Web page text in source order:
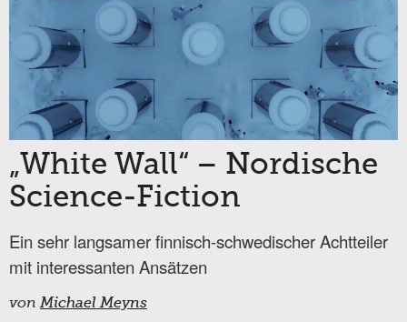
„White Wall“ – Nordische
Science-Fiction
Ein sehr langsamer finnisch-schwedischer Achtteiler
mit interessanten Ansätzen
vonMichael Meyns